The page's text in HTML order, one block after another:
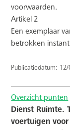
voorwaarden.
Artikel 2
Een exemplaar
betrokken
Publicatiedatum:
Overzicht punten
Dienst Ruimte.
voertuigen